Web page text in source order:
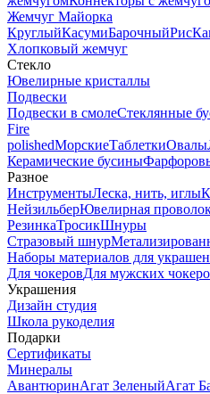
Жемчуг Майорка
КруглыйКасумиБарочныйРис
Хлопковый жемчуг
Стекло
Ювелирные кристаллы
Подвески
Подвески в смолеСтеклянные
Fire
polishedМорскиеТаблеткиОвалы
Керамические бусины
Разное
ИнструментыЛеска, нить, иглы
НейзильберЮвелирная
РезинкаТросикШнуры
Стразовый шнур
Наборы материалов для
Для чокеровДля мужских
Украшения
Дизайн студия
Школа рукоделия
Подарки
Сертификаты
Минералы
АвантюринАгат ЗеленыйАгат